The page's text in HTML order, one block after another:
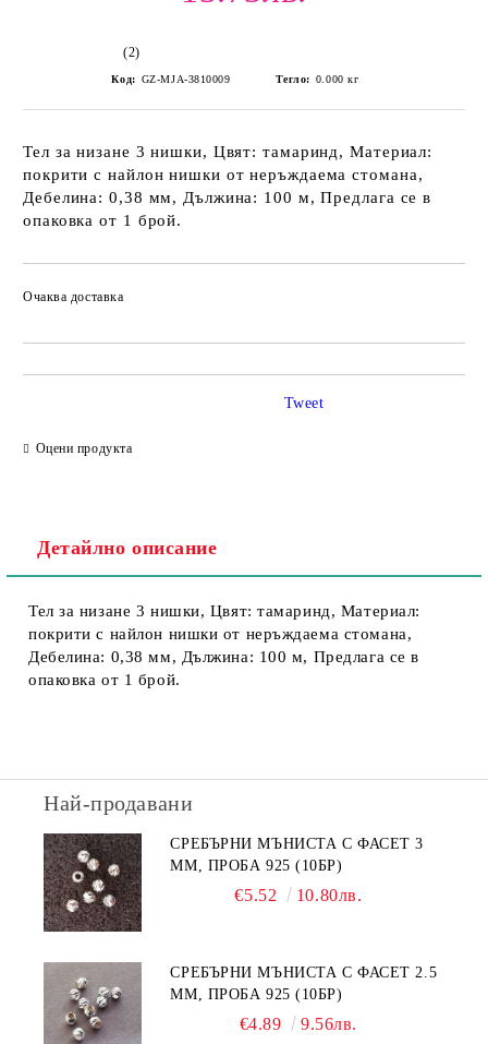
(2)
Код: GZ-MJA-3810009 Тегло: 0.000 кг
Тел за низане 3 нишки, Цвят: тамаринд, Материал:
покрити с найлон нишки от неръждаема стомана,
Дебелина: 0,38 мм, Дължина: 100 м, Предлага се в
опаковка от 1 брой.
Очаква доставка
Оцени продукта
Tweet
Детайлно описание
Тел за низане 3 нишки, Цвят: тамаринд, Материал:
покрити с найлон нишки от неръждаема стомана,
Дебелина: 0,38 мм, Дължина: 100 м, Предлага се в
опаковка от 1 брой.
Най-продавани
СРЕБЪРНИ МЪНИСТА С ФАСЕТ 3
ММ, ПРОБА 925 (10БР)
€5.52 10.80лв.
СРЕБЪРНИ МЪНИСТА С ФАСЕТ 2.5
ММ, ПРОБА 925 (10БР)
€4.89 9.56лв.